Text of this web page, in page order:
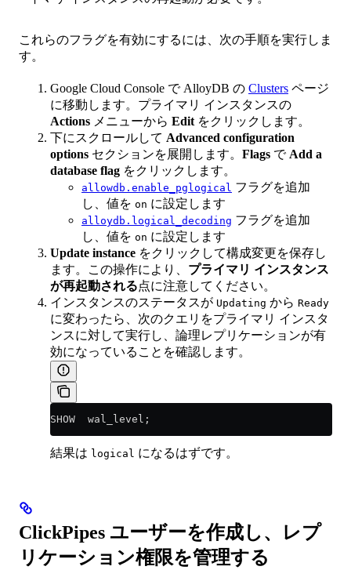
これらのフラグを有効にするには、次の手順を実行しま
す。
Google Cloud Console で AlloyDB の Clusters ページ
に移動します。プライマリ インスタンスの
Actions メニューから Edit をクリックします。
下にスクロールして Advanced configuration
options セクションを展開します。 Flags で Add a
database flag をクリックします。
allowdb.enable_pglogical フラグを追加
し、値を on に設定します
alloydb.logical_decoding フラグを追加
し、値を on に設定します
Update instance をクリックして構成変更を保存し
ます。この操作により、 プライマリ インスタンス
が再起動される点に注意してください。
インスタンスのステータスが Updating から Ready
に変わったら、次のクエリをプライマリ インスタ
ンスに対して実行し、論理レプリケーションが有
効になっていることを確認します。
SHOW  wal_level;
結果は logical になるはずです。
ClickPipes ユーザーを作成し、レプ
リケーション権限を管理する